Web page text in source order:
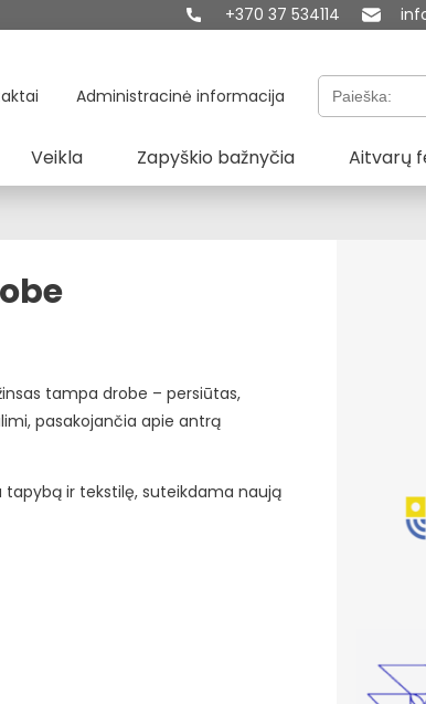
+370 37 534114
Administracinė informacija Paieška:
Veikla Zapyškio bažnyčia Aitvarų
tampa drobe – persiūtas,
pasakojančia apie antrą
tapybą ir tekstilę, suteikdama naują